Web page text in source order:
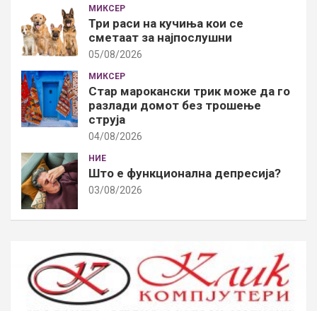
МИКСЕР
Три раси на кучиња кои се
сметаат за најпослушни
05/08/2026
МИКСЕР
Стар марокански трик може да го
разлади домот без трошење
струја
04/08/2026
НИЕ
Што е функционална депресија?
03/08/2026